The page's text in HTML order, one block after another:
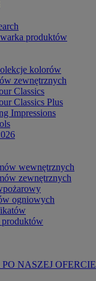
produktów
kolorów
zewnętrznych
Classics
Classics Plus
Impressions
wewnętrznych
zewnętrznych
ogniowych
NASZEJ OFERCIE